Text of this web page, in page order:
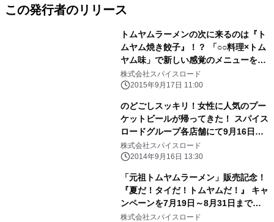
この発行者のリリース
トムヤムラーメンの次に来るのは『ト
ムヤム焼き餃子』！？ 「○○料理×トム
ヤム味」で新しい感覚のメニューをプ
ロデュースする 「Ebisu TomYum
KITCHEN」で提供開始
株式会社スパイスロード
2015年9月17日 11:00
のどごしスッキリ！女性に人気のプー
ケットビールが帰ってきた！ スパイス
ロードグループ各店舗にて9月16日か
ら期間限定で 「お帰りなさいプーケッ
トビールフェア」を開催！
株式会社スパイスロード
2014年9月16日 13:30
「元祖トムヤムラーメン」販売記念！
『夏だ！タイだ！トムヤムだ！』 キャ
ンペーンを7月19日～8月31日まで実
施
株式会社スパイスロード